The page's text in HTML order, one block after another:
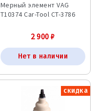
Мерный элемент VAG
T10374 Car-Tool CT-3786
2 900₽
Нет в наличии
скидка